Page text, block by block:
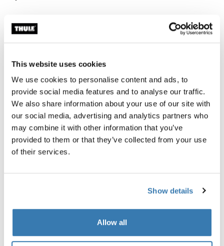
This website uses cookies
We use cookies to personalise content and ads, to
provide social media features and to analyse our traffic.
We also share information about your use of our site with
our social media, advertising and analytics partners who
may combine it with other information that you’ve
provided to them or that they’ve collected from your use
of their services.
Show details
Allow all
Eine geformte Hülle mit zuverlässiger Schutzfunktion
Toggle overview
Beschreibung des Produkts
Toggle features
Alle Eigenschaften
Toggle techspec
Technische Daten
Toggle overview